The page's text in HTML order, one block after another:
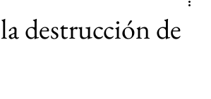
Quiénes somos
destrucción de